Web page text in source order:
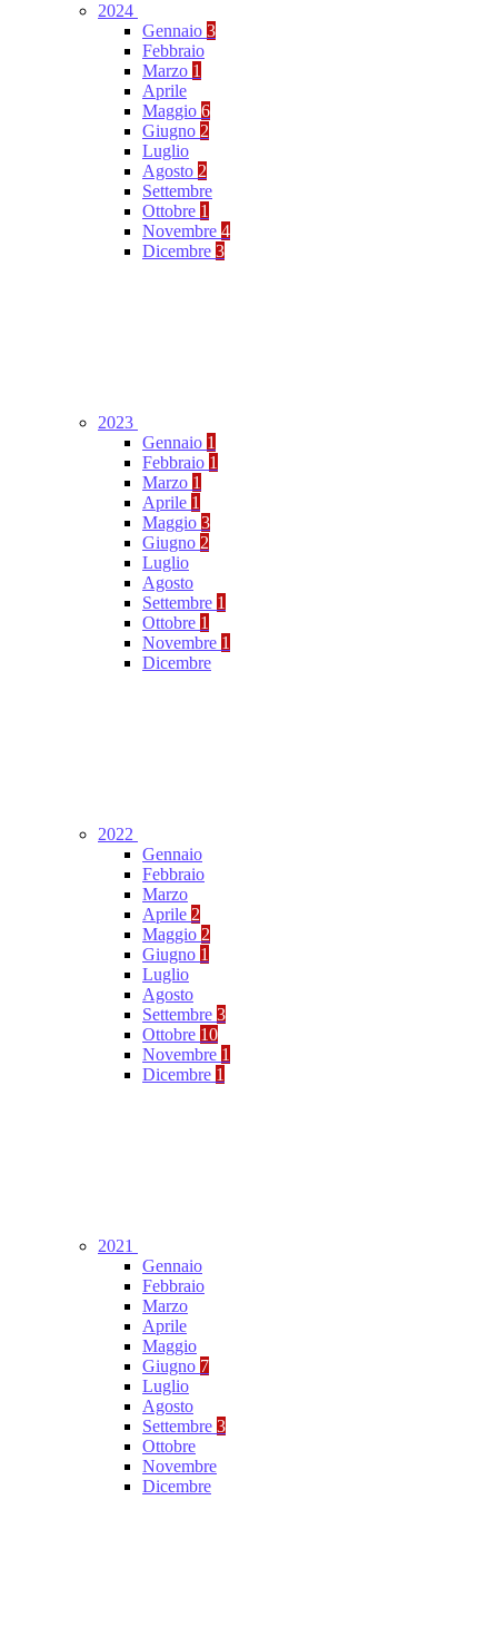
2024
Gennaio 3
Febbraio
Marzo 1
Aprile
Maggio 6
Giugno 2
Luglio
Agosto 2
Settembre
Ottobre 1
Novembre 4
Dicembre 3
2023
Gennaio 1
Febbraio 1
Marzo 1
Aprile 1
Maggio 3
Giugno 2
Luglio
Agosto
Settembre 1
Ottobre 1
Novembre 1
Dicembre
2022
Gennaio
Febbraio
Marzo
Aprile 2
Maggio 2
Giugno 1
Luglio
Agosto
Settembre 3
Ottobre 10
Novembre 1
Dicembre 1
2021
Gennaio
Febbraio
Marzo
Aprile
Maggio
Giugno 7
Luglio
Agosto
Settembre 3
Ottobre
Novembre
Dicembre